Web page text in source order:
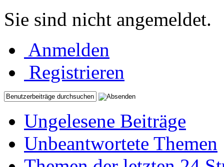
Sie sind nicht angemeldet.
Anmelden
Registrieren
Ungelesene Beiträge
Unbeantwortete Themen